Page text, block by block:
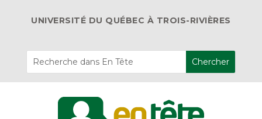
UNIVERSITÉ DU QUÉBEC À TROIS-RIVIÈRES